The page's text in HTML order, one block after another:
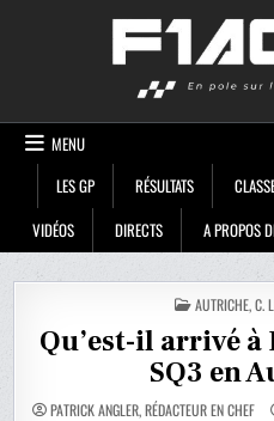
MENU
LES GP
RÉSULTATS
VIDÉOS
DIRECTS A PROPOS
POSTED
IN
AUTRICHE,C.
Qu’est-il arrivé
SQ3 en
PATRICK ANGLER, RÉDACTEUR EN CHEF